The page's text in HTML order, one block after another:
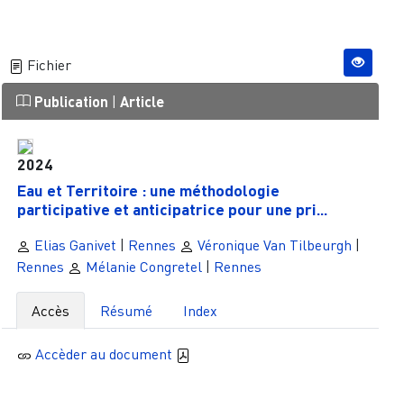
Fichier
Publication | Article
2024
Eau et Territoire : une méthodologie
participative et anticipatrice pour une pri...
Elias Ganivet Rennes Véronique Van Tilbeurgh
Rennes
Mélanie Congretel| Rennes
Accès Résumé Index
Accèder au document